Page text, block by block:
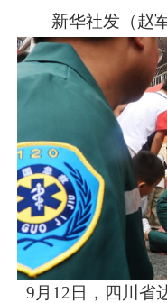
新华社发（赵
9月12日，四川省